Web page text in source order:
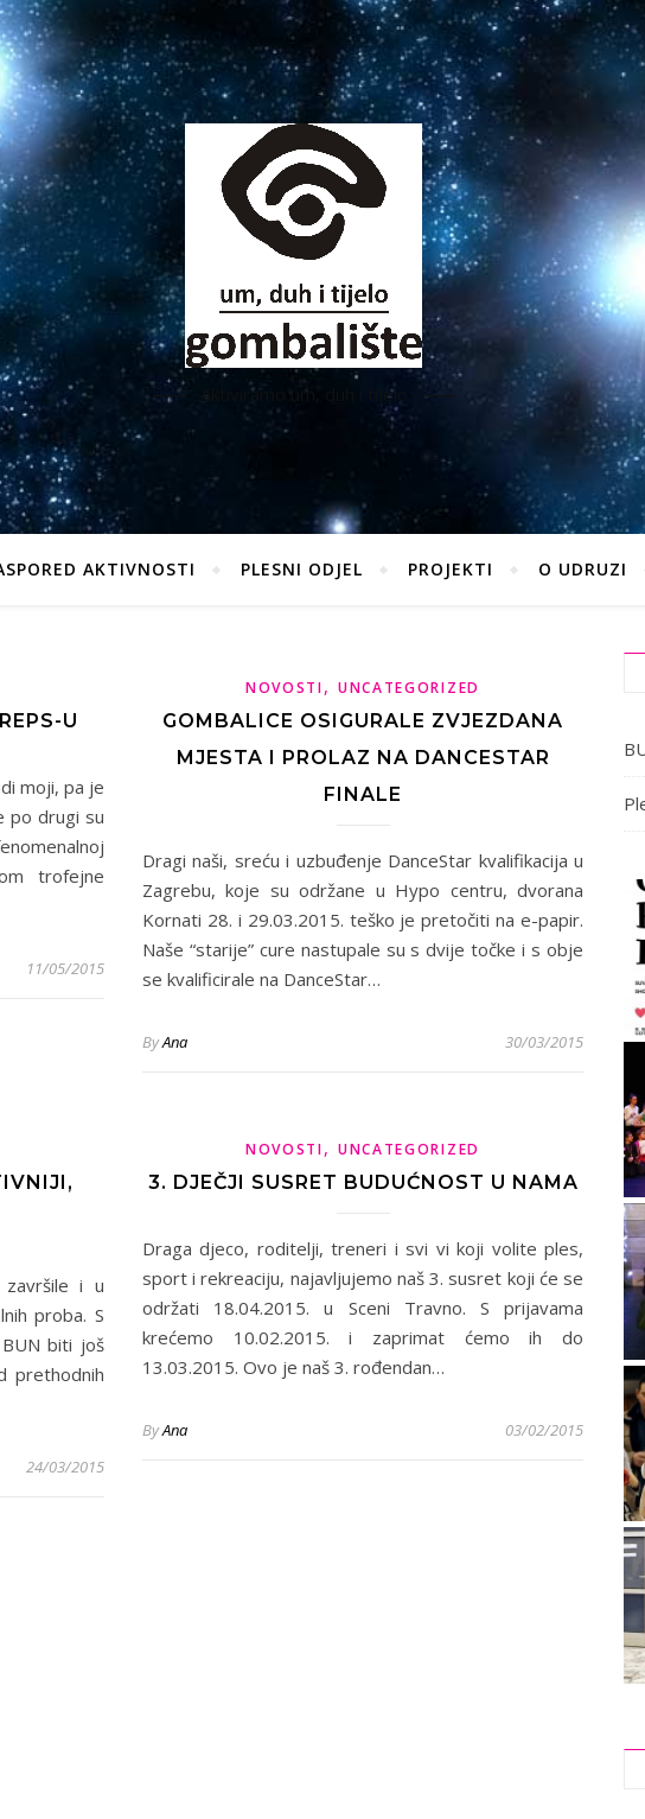
Aktiviramo um, duh i tijelo
AKTIVNOSTI PLESNI ODJEL PROJEKTI O UDRUZI
U
moji, pa je
po drugi su
trofejne
11/05/2015
NOVOSTI, UNCATEGORIZED
GOMBALICE OSIGURALE ZVJEZDANA
MJESTA I PROLAZ NA DANCESTAR
FINALE
Dragi naši, sreću i uzbuđenje DanceStar kvalifikacija u
Zagrebu, koje su održane u Hypo centru, dvorana
Kornati 28. i 29.03.2015. teško je pretočiti na e-papir.
Naše “starije” cure nastupale su s dvije točke i s obje
se kvalificirale na DanceStar…
ByAna 30/03/2015
i u
proba. S
biti još
prethodnih
24/03/2015
NOVOSTI, UNCATEGORIZED
3. DJEČJI SUSRET BUDUĆNOST U NAMA
Draga djeco, roditelji, treneri i svi vi koji volite ples,
sport i rekreaciju, najavljujemo naš 3. susret koji će se
održati 18.04.2015. u Sceni Travno. S prijavama
krećemo 10.02.2015. i zaprimat ćemo ih do
13.03.2015. Ovo je naš 3. rođendan…
ByAna 03/02/2015